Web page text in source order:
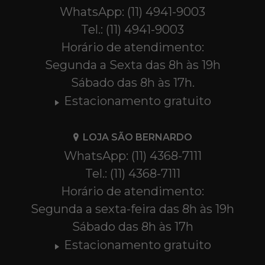
WhatsApp: (11) 4941-9003
Tel.: (11) 4941-9003
Horário de atendimento:
Segunda a Sexta das 8h às 19h
Sábado das 8h às 17h.
Estacionamento gratuito
LOJA SÃO BERNARDO
WhatsApp: (11) 4368-7111
Tel.: (11) 4368-7111
Horário de atendimento:
Segunda a sexta-feira das 8h às 19h
Sábado das 8h às 17h
Estacionamento gratuito